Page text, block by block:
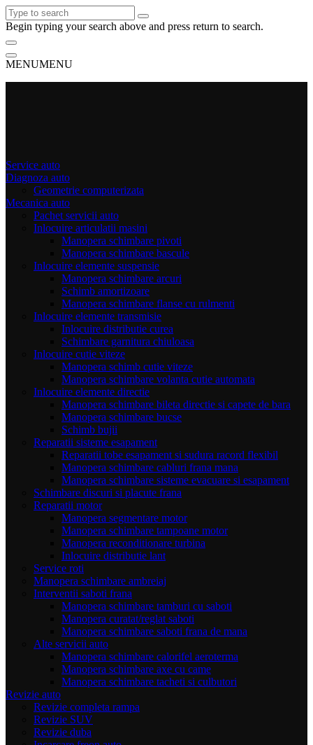
Begin typing your search above and press return to search.
MENUMENU
Service auto
Diagnoza auto
Geometrie computerizata
Mecanica auto
Pachet servicii auto
Inlocuire articulatii masini
Manopera schimbare pivoti
Manopera schimbare bascule
Inlocuire elemente suspensie
Manopera schimbare arcuri
Schimb amortizoare
Manopera schimbare flanse cu rulmenti
Inlocuire elemente transmisie
Inlocuire distributie curea
Schimbare garnitura chiuloasa
Inlocuire cutie viteze
Manopera schimb cutie viteze
Manopera schimbare volanta cutie automata
Inlocuire elemente directie
Manopera schimbare bileta directie si capete de bara
Manopera schimbare bucse
Schimb bujii
Reparatii sisteme esapament
Reparatii tobe esapament si sudura racord flexibil
Manopera schimbare cabluri frana mana
Manopera schimbare sisteme evacuare si esapament
Schimbare discuri si placute frana
Reparatii motor
Manopera segmentare motor
Manopera schimbare tampoane motor
Manopera reconditionare turbina
Inlocuire distributie lant
Service roti
Manopera schimbare ambreiaj
Interventii saboti frana
Manopera schimbare tamburi cu saboti
Manopera curatat/reglat saboti
Manopera schimbare saboti frana de mana
Alte servicii auto
Manopera schimbare calorifel aeroterma
Manopera schimbare axe cu came
Manopera schimbare tacheti si culbutori
Revizie auto
Revizie completa rampa
Revizie SUV
Revizie duba